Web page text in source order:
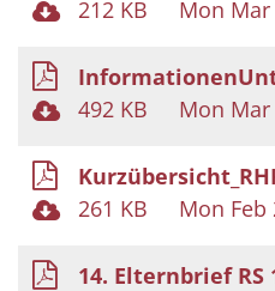
212 KB
Mon Mar
492 KB
Mon Mar
261 KB
Mon Feb
14. Elternbrief RS